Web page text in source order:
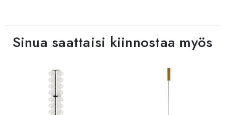
Sinua saattaisi kiinnostaa myös